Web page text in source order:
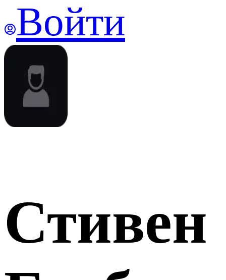
Войти
Стивен